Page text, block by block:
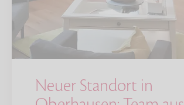
Neuer Standort in